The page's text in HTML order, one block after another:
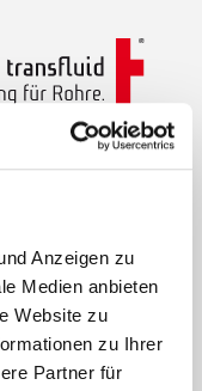
Anzeigen zu
Medien anbieten
Website zu
zu Ihrer
Partner für